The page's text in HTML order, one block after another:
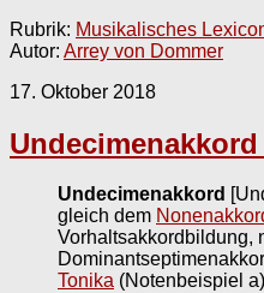
Rubrik: Musikalisches
Autor: Arrey von Dommer
17. Oktober 2018
Undecimenakkord
Undecimenakkord
gleich dem
Vorhaltsakkordbildung,
Tonika (Notenbeispiel